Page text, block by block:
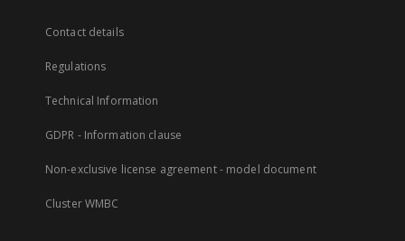
Contact details
Regulations
Technical Information
GDPR - Information clause
Non-exclusive license agreement - model document
Cluster WMBC